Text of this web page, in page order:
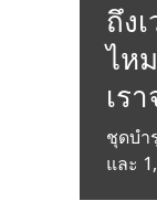
ถึง
ไห
เร
ชุดบำ
และ